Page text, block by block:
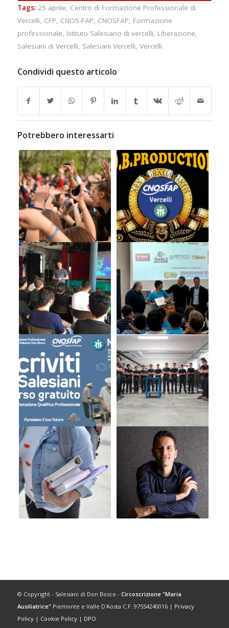
Tags: 25 aprile, Centro di Formazione Professionale di
Vercelli, CFP, CNOS-FAP, CNOSFAP, Formazione
professionale, Istituto Salesiano di vercelli, Liberazione,
Salesiani di Vercelli, Salesiani Vercelli, Vercelli
Condividi questo articolo
Potrebbero interessarti
© Copyright - Salesiani di Don Bosco - Circoscrizione "Maria
Ausiliatrice" Piemonte e Valle D'Aosta C.F. 97554240016 | Privacy
Policy| Cookie Policy| DPO